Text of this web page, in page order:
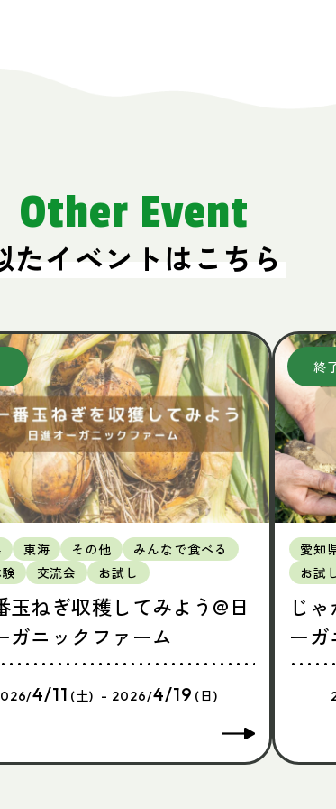
Other Event
たイベントはこちら
東海 その他
みんなで食べる
交流会 お試し
玉ねぎ収穫してみよう@日
ガニックファーム
4/11 (土) - 2026/4/19 (日)
愛知
お試
じ
ー